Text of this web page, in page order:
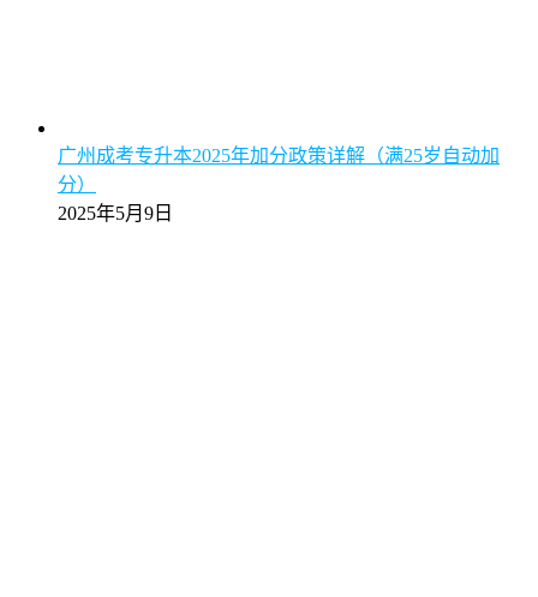
广州成考专升本2025年加分政策详解（满25岁自动加
分）
2025年5月9日